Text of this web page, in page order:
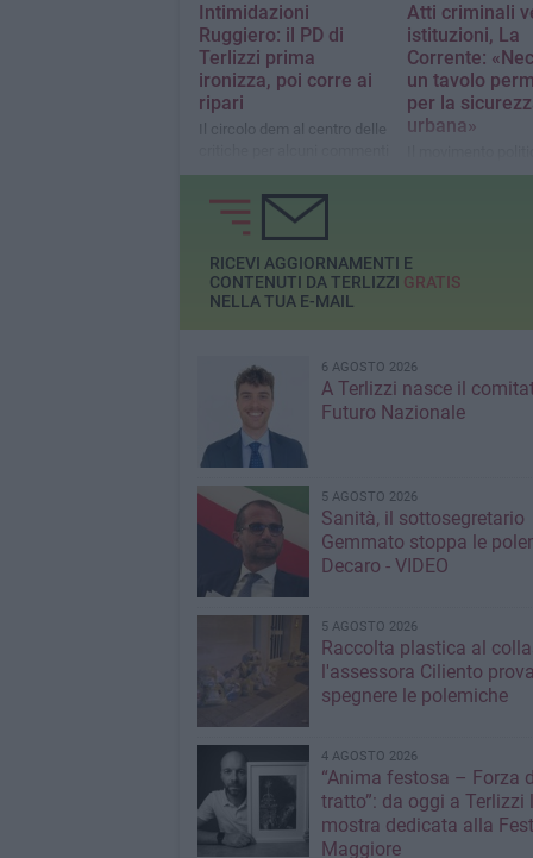
Intimidazioni
Ruggiero: il PD di
Terlizzi prima
ironizza, poi corre ai
ripari
Il circolo dem al centro delle
ilari
Atti criminali
istituzioni, La
Corrente:
un tavolo
per la
urbana»
auspica
RICEVI AGGIORNAMENTI E
CONTENUTI DA TERLIZZI GRATIS
NELLA TUA E-MAIL
6 AGOSTO 2026
A Terlizzi nasce il
Futuro Nazionale
5 AGOSTO 2026
Sanità, il sottosegretario
Gemmato stoppa le
Decaro - VIDEO
5 AGOSTO 2026
Raccolta plastica al
l'assessora Ciliento
spegnere le polemiche
4 AGOSTO 2026
“Anima festosa – Forza
tratto”: da oggi a Terlizzi
mostra dedicata alla
Maggiore